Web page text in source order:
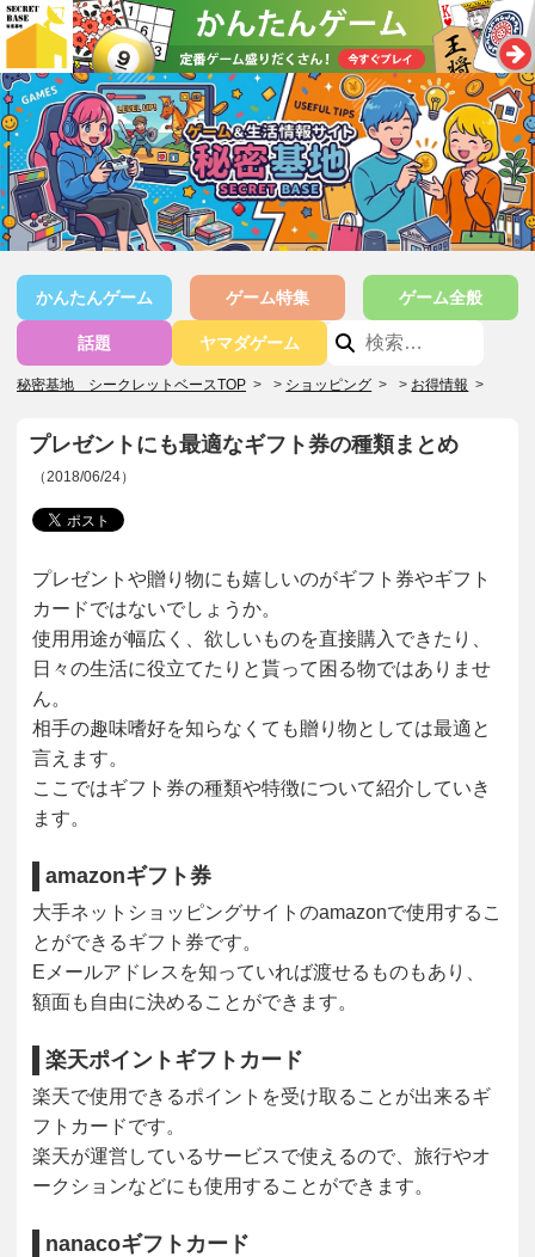
かんたんゲーム ゲーム特集 ゲーム全般
話題 ヤマダゲーム
秘密基地 シークレットベースTOP > ショッピング > お得情報 >
プレゼントにも最適なギフト券の種類まとめ
（2018/06/24）
プレゼントや贈り物にも嬉しいのがギフト券やギフト
カードではないでしょうか。
使用用途が幅広く、欲しいものを直接購入できたり、
日々の生活に役立てたりと貰って困る物ではありませ
ん。
相手の趣味嗜好を知らなくても贈り物としては最適と
言えます。
ここではギフト券の種類や特徴について紹介していき
ます。
amazonギフト券
大手ネットショッピングサイトのamazonで使用するこ
とができるギフト券です。
Eメールアドレスを知っていれば渡せるものもあり、
額面も自由に決めることができます。
楽天ポイントギフトカード
楽天で使用できるポイントを受け取ることが出来るギ
フトカードです。
楽天が運営しているサービスで使えるので、旅行やオ
ークションなどにも使用することができます。
nanacoギフトカード